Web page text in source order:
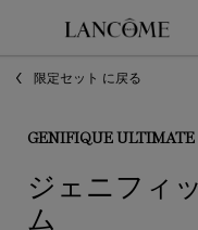
限定セット に戻る
GENIFIQUE ULTIMATE
ジェニフィ
ム